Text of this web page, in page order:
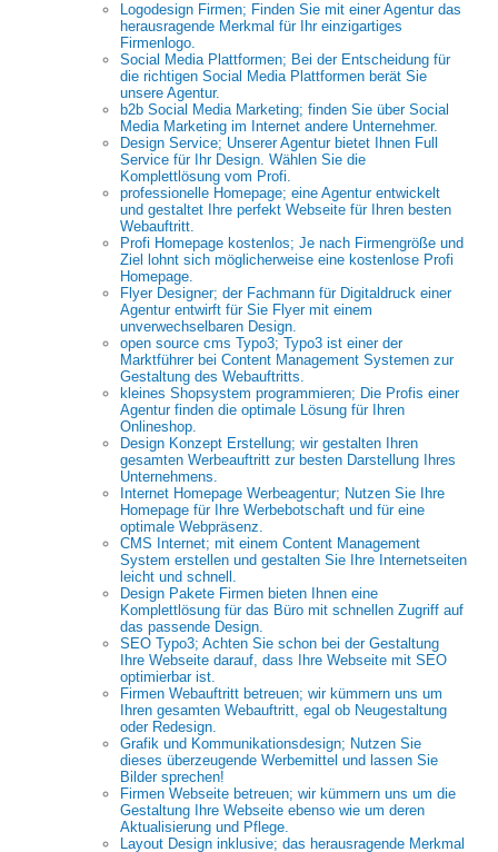
Logodesign Firmen; Finden Sie mit einer Agentur das
herausragende Merkmal für Ihr einzigartiges
Firmenlogo.
Social Media Plattformen; Bei der Entscheidung für
die richtigen Social Media Plattformen berät Sie
unsere Agentur.
b2b Social Media Marketing; finden Sie über Social
Media Marketing im Internet andere Unternehmer.
Design Service; Unserer Agentur bietet Ihnen Full
Service für Ihr Design. Wählen Sie die
Komplettlösung vom Profi.
professionelle Homepage; eine Agentur entwickelt
und gestaltet Ihre perfekt Webseite für Ihren besten
Webauftritt.
Profi Homepage kostenlos; Je nach Firmengröße und
Ziel lohnt sich möglicherweise eine kostenlose Profi
Homepage.
Flyer Designer; der Fachmann für Digitaldruck einer
Agentur entwirft für Sie Flyer mit einem
unverwechselbaren Design.
open source cms Typo3; Typo3 ist einer der
Marktführer bei Content Management Systemen zur
Gestaltung des Webauftritts.
kleines Shopsystem programmieren; Die Profis einer
Agentur finden die optimale Lösung für Ihren
Onlineshop.
Design Konzept Erstellung; wir gestalten Ihren
gesamten Werbeauftritt zur besten Darstellung Ihres
Unternehmens.
Internet Homepage Werbeagentur; Nutzen Sie Ihre
Homepage für Ihre Werbebotschaft und für eine
optimale Webpräsenz.
CMS Internet; mit einem Content Management
System erstellen und gestalten Sie Ihre Internetseiten
leicht und schnell.
Design Pakete Firmen bieten Ihnen eine
Komplettlösung für das Büro mit schnellen Zugriff auf
das passende Design.
SEO Typo3; Achten Sie schon bei der Gestaltung
Ihre Webseite darauf, dass Ihre Webseite mit SEO
optimierbar ist.
Firmen Webauftritt betreuen; wir kümmern uns um
Ihren gesamten Webauftritt, egal ob Neugestaltung
oder Redesign.
Grafik und Kommunikationsdesign; Nutzen Sie
dieses überzeugende Werbemittel und lassen Sie
Bilder sprechen!
Firmen Webseite betreuen; wir kümmern uns um die
Gestaltung Ihre Webseite ebenso wie um deren
Aktualisierung und Pflege.
Layout Design inklusive; das herausragende Merkmal